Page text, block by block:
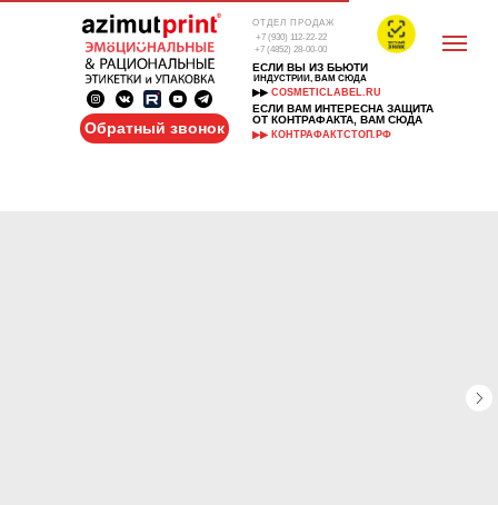
+7 (4852) 28-00-00
Обратный звонок
+7 (930) 112-22-22
ОТДЕЛ ПРОДАЖ
ИНДУСТРИИ, ВАМ СЮДА
ЕСЛИ ВЫ ИЗ БЬЮТИ
▶▶ COSMETICLABEL.RU
ЕСЛИ ВАМ ИНТЕРЕСНА ЗАЩИТА
ОТ КОНТРАФАКТА, ВАМ СЮДА
▶▶ КОНТРАФАКТСТОП.РФ